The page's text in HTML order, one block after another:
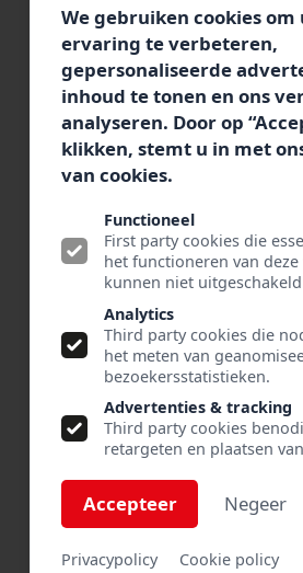
We gebruiken cookies om
ervaring te verbeteren,
gepersonaliseerde
inhoud te tonen en ons
analyseren. Door op
klikken, stemt u in met
van cookies.
Functioneel
First party cookies die
het functioneren van deze
kunnen niet
Analytics
Third party cookies die
het meten van
bezoekersstatistieken.
Advertenties & tracking
Third party cookies
retargeten en plaatsen
Accepteer Negeer
Privacypolicy Cookie policy
CONTACT
Tiktak/Segafredo Zanetti
Bezoekadres:
Rouaanstraat 10
Postadres:
Postbus 115
9700 AC Groningen
Telefoon +31 (0)50 317 63
E-mail:info@tiktak-
VOLG ONS OP